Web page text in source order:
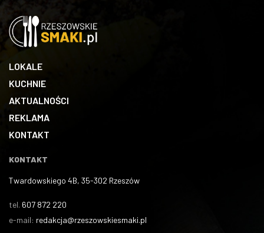
LOKALE
KUCHNIE
AKTUALNOŚCI
REKLAMA
KONTAKT
KONTAKT
Twardowskiego 4B, 35-302 Rzeszów
tel. 607 872 220
e-mail: redakcja@rzeszowskiesmaki.pl